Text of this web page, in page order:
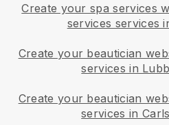
Create your spa services
services services
Create your beautician
services in
Create your beautician
services in